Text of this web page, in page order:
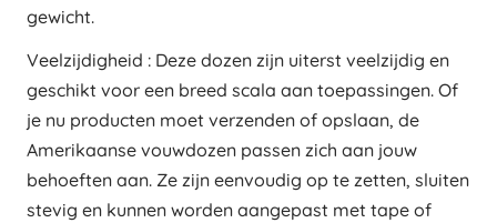
gewicht.
Veelzijdigheid : Deze dozen zijn uiterst veelzijdig en
geschikt voor een breed scala aan toepassingen. Of
je nu producten moet verzenden of opslaan, de
Amerikaanse vouwdozen passen zich aan jouw
behoeften aan. Ze zijn eenvoudig op te zetten, sluiten
stevig en kunnen worden aangepast met tape of